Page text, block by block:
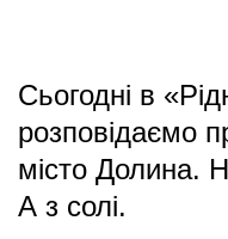
Сьогодні в
розповідаємо
місто Долина.
А з солі.